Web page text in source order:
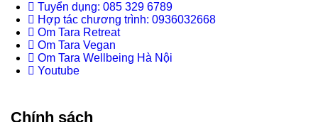
Tuyển dụng: 085 329 6789
Hợp tác chương trình: 0936032668
Om Tara Retreat
Om Tara Vegan
Om Tara Wellbeing Hà Nội
Youtube
Chính sách